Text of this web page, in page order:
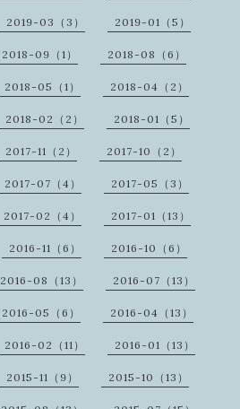
2019-03（3） 2019-01（5）
2018-09（1） 2018-08（6）
2018-05（1） 2018-04（2）
2018-02（2） 2018-01（5）
2017-11（2） 2017-10（2）
2017-07（4） 2017-05（3）
2017-02（4） 2017-01（13）
2016-11（6） 2016-10（6）
2016-08（13） 2016-07（13）
2016-05（6） 2016-04（13）
2016-02（11） 2016-01（13）
2015-11（9） 2015-10（13）